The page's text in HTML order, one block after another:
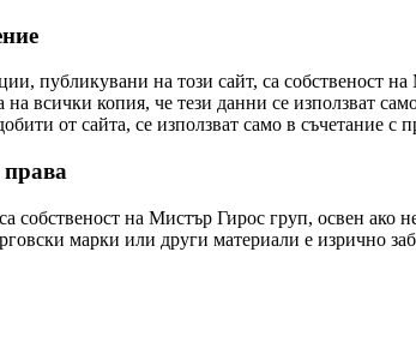
публикувани на този сайт, са собственост
на всички копия, че тези данни се използват
от сайта, се използват само в съчетание с
собственост на Мистър Гирос груп, освен ако
марки или други материали е изрично